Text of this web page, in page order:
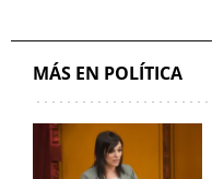
MÁS EN POLÍTICA